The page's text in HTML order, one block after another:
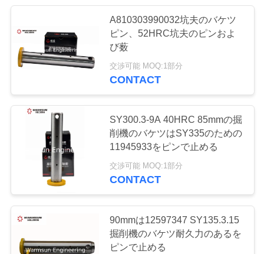
トラック クレーン
予備品
具体的なポンプ予備
品
A810303990032坑夫のバケツ
ピン、52HRC坑夫のピンおよ
び薮
交渉可能 MOQ:1部分
CONTACT
SY300.3-9A 40HRC 85mmの掘
削機のバケツはSY335のための
11945933をピンで止める
交渉可能 MOQ:1部分
CONTACT
90mmは12597347 SY135.3.15
掘削機のバケツ耐久力のあるを
ピンで止める